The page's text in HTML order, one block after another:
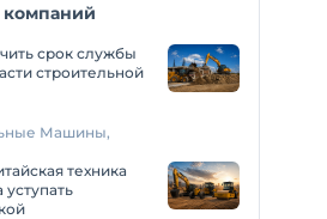
компаний
срок службы
строительной
Машины,
техника
уступать